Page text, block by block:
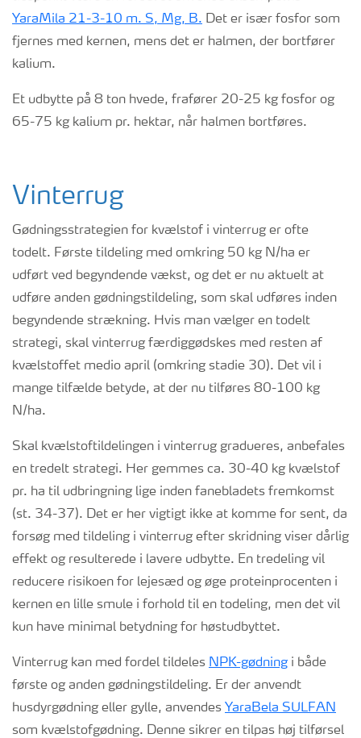
YaraMila 21-3-10 m. S, Mg, B. Det er især fosfor som
fjernes med kernen, mens det er halmen, der bortfører
kalium.
Et udbytte på 8 ton hvede, frafører 20-25 kg fosfor og
65-75 kg kalium pr. hektar, når halmen bortføres.
Vinterrug
Gødningsstrategien for kvælstof i vinterrug er ofte
todelt. Første tildeling med omkring 50 kg N/ha er
udført ved begyndende vækst, og det er nu aktuelt at
udføre anden gødningstildeling, som skal udføres inden
begyndende strækning. Hvis man vælger en todelt
strategi, skal vinterrug færdiggødskes med resten af
kvælstoffet medio april (omkring stadie 30). Det vil i
mange tilfælde betyde, at der nu tilføres 80-100 kg
N/ha.
Skal kvælstoftildelingen i vinterrug gradueres, anbefales
en tredelt strategi. Her gemmes ca. 30-40 kg kvælstof
pr. ha til udbringning lige inden fanebladets fremkomst
(st. 34-37). Det er her vigtigt ikke at komme for sent, da
forsøg med tildeling i vinterrug efter skridning viser dårlig
effekt og resulterede i lavere udbytte. En tredeling vil
reducere risikoen for lejesæd og øge proteinprocenten i
kernen en lille smule i forhold til en todeling, men det vil
kun have minimal betydning for høstudbyttet.
Vinterrug kan med fordel tildeles NPK-gødningi både
første og anden gødningstildeling. Er der anvendt
husdyrgødning eller gylle, anvendes YaraBela SULFAN
som kvælstofgødning. Denne sikrer en tilpas høj tilførsel